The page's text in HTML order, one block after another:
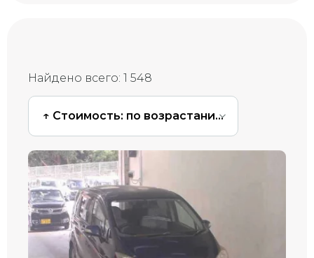
Найдено всего: 1 548
↑ Стоимость: по возрастанию